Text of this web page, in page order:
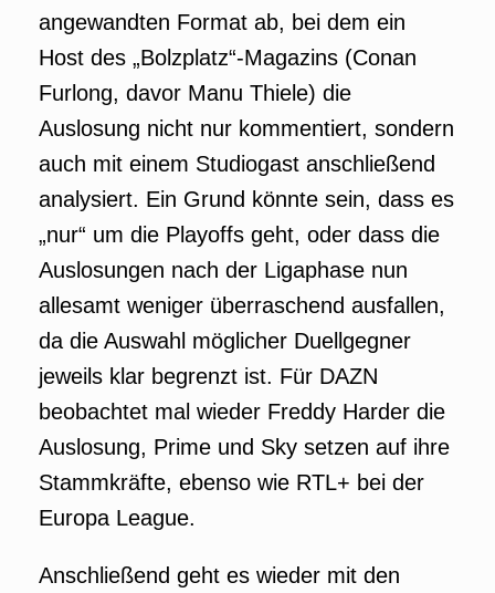
angewandten Format ab, bei dem ein
Host des „Bolzplatz“-Magazins (Conan
Furlong, davor Manu Thiele) die
Auslosung nicht nur kommentiert, sondern
auch mit einem Studiogast anschließend
analysiert. Ein Grund könnte sein, dass es
„nur“ um die Playoffs geht, oder dass die
Auslosungen nach der Ligaphase nun
allesamt weniger überraschend ausfallen,
da die Auswahl möglicher Duellgegner
jeweils klar begrenzt ist. Für DAZN
beobachtet mal wieder Freddy Harder die
Auslosung, Prime und Sky setzen auf ihre
Stammkräfte, ebenso wie RTL+ bei der
Europa League.
Anschließend geht es wieder mit den